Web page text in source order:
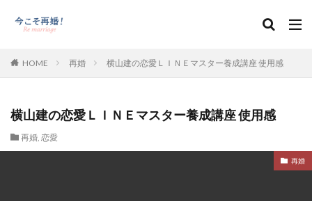
HOME 再婚 横山建の恋愛ＬＩＮＥマスター養成講座 使用感
横山建の恋愛ＬＩＮＥマスター養成講座 使用感
再婚, 恋愛
再婚